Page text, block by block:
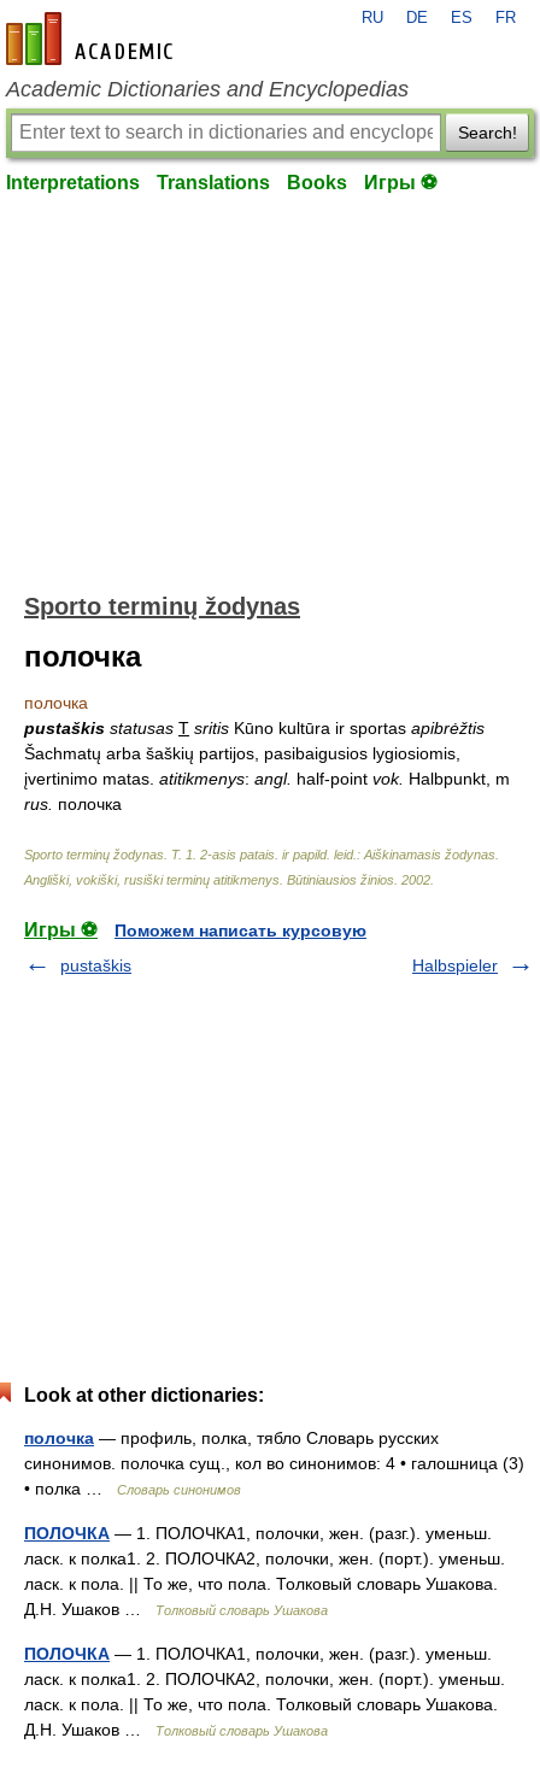
en-academic.com
RU DE ES FR
Academic Dictionaries and Encyclopedias
Search!
Interpretations Translations Books Игры ⚽
Sporto terminų žodynas
полочка
полочка
pustaškis statusas T sritis Kūno kultūra ir sportas apibrėžtis
Šachmatų arba šaškių partijos, pasibaigusios lygiosiomis,
įvertinimo matas. atitikmenys: angl. half-point vok. Halbpunkt, m
rus. полочка
Sporto terminų žodynas. T. 1. 2-asis patais. ir papild. leid.: Aiškinamasis žodynas.
Angliški, vokiški, rusiški terminų atitikmenys. Būtiniausios žinios 2002
Игры ⚽
Поможем написать курсовую
pustaškis
Halbspieler
Look at other dictionaries:
полочка — профиль, полка, тябло Словарь русских
синонимов. полочка сущ., кол во синонимов: 4 • галошница (3)
• полка …
Словарь синонимов
ПОЛОЧКА — 1. ПОЛОЧКА1, полочки, жен. (разг.). уменьш.
ласк. к полка1. 2. ПОЛОЧКА2, полочки, жен. (порт.). уменьш.
ласк. к пола. || То же, что пола. Толковый словарь Ушакова.
Д.Н. Ушаков …
Толковый словарь Ушакова
ПОЛОЧКА — 1. ПОЛОЧКА1, полочки, жен. (разг.). уменьш.
ласк. к полка1. 2. ПОЛОЧКА2, полочки, жен. (порт.). уменьш.
ласк. к пола. || То же, что пола. Толковый словарь Ушакова.
Д.Н. Ушаков …
Толковый словарь Ушакова